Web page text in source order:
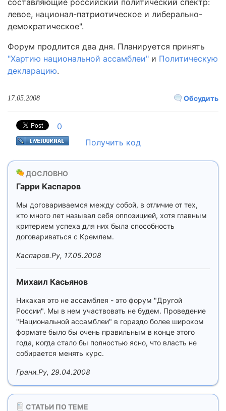
составляющие российский политический спектр:
левое, национал-патриотическое и либерально-
демократическое".
Форум продлится два дня. Планируется принять
"Хартию национальной ассамблеи" и Политическую
декларацию.
Обсудить
17.05.2008
0
Получить код
ДОСЛОВНО
Гарри Каспаров
Мы договариваемся между собой, в отличие от тех,
кто много лет называл себя оппозицией, хотя главным
критерием успеха для них была способность
договариваться с Кремлем.
Каспаров.Ру, 17.05.2008
Михаил Касьянов
Никакая это не ассамблея - это форум "Другой
России". Мы в нем участвовать не будем. Проведение
"Национальной ассамблеи" в гораздо более широком
формате было бы очень правильным в конце этого
года, когда стало бы полностью ясно, что власть не
собирается менять курс.
Грани.Ру, 29.04.2008
СТАТЬИ ПО ТЕМЕ